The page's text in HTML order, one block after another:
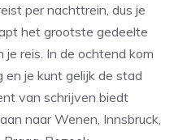
per nachttrein, dus je
het grootste gedeelte
je reis. In de ochtend kom
en je kunt gelijk de stad
van schrijven biedt
naar Wenen, Innsbruck,